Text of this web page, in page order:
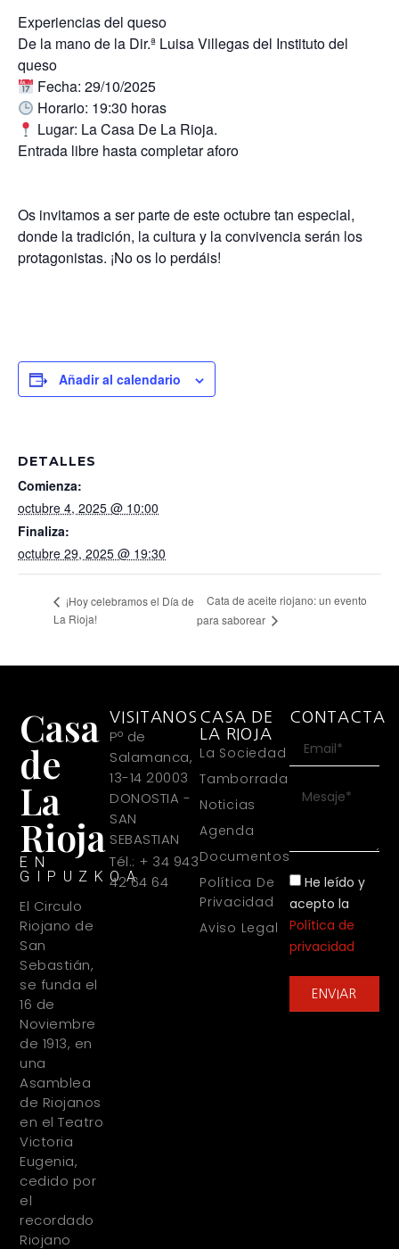
Experiencias del queso
De la mano de la Dir.ª Luisa Villegas del Instituto del
queso
Fecha: 29/10/2025
Horario: 19:30 horas
Lugar: La Casa De La Rioja.
Entrada libre hasta completar aforo
Os invitamos a ser parte de este octubre tan especial,
donde la tradición, la cultura y la convivencia serán los
protagonistas. ¡No os lo perdáis!
Añadir al calendario
DETALLES
Comienza:
octubre 4, 2025 @ 10:00
Finaliza:
octubre 29, 2025 @ 19:30
¡Hoy celebramos el Día de
La Rioja!
Cata de aceite riojano: un evento
para saborear
Casa
de
La
Rioja
EN
GIPUZKOA
El Circulo
Riojano de
San
Sebastián,
se funda el
16 de
Noviembre
de 1913, en
una
Asamblea
de Riojanos
en el Teatro
Victoria
Eugenia,
cedido por
el
recordado
Riojano
VISITANOS
Pº de
Salamanca,
13-14 20003
DONOSTIA -
SAN
SEBASTIAN
Tél.: + 34 943
42 64 64
CASA DE
LA RIOJA
La Sociedad
Tamborrada
Noticias
Agenda
Documentos
Política De
Privacidad
Aviso Legal
CONTACTA
He leído y
acepto la
Política de
privacidad
ENVIAR